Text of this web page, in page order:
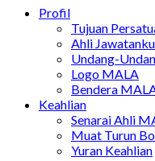
Malaysian
Persatuan Pihak
Profil
Tujuan
Ahli
Undang-
Logo MALA
Bendera
Keahlian
Senarai Ahli
Muat Turun
Yuran Keahlian